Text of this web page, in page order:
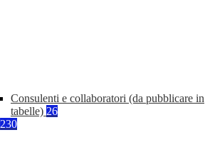
Consulenti e collaboratori (da pubblicare in
tabelle) 26
230